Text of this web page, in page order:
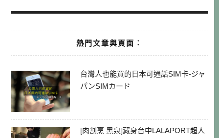
熱門文章與頁面︰
台灣人也能買的日本可通話SIM卡-ジャ
パンSIMカード
[肉割烹 黑泉]藏身台中LALAPORT超人